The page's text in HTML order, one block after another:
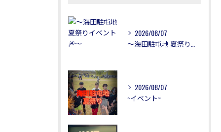
2026/08/07
〜海田駐屯地 夏祭りイベント🎆〜
2026/08/07
~イベント~